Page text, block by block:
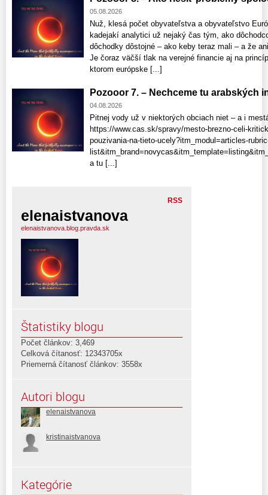
05.08.2026
Nuž, klesá počet obyvateľstva a obyvateľstvo
kadejakí analytici už nejaký čas tým, ako
dôchodky dôstojné – ako keby teraz mali – a že
Je čoraz väčší tlak na verejné financie aj na
ktorom európske [...]
Pozooor 7. – Nechceme tu arabských
04.08.2026
Pitnej vody už v niektorých obciach niet – a i
https://www.cas.sk/spravy/mesto-brezno-celi-
pouzivania-na-tieto-ucely?itm_modul=articles-
a tu [...]
RSS
elenaistvanova
elenaistvanova.blog.pravda.sk
Štatistiky blogu
Počet článkov: 3,469
Celková čítanosť: 12343705x
Priemerná čítanosť článkov: 3558x
Autori blogu
elenaistvanova
kristinaistvanova
Kategórie